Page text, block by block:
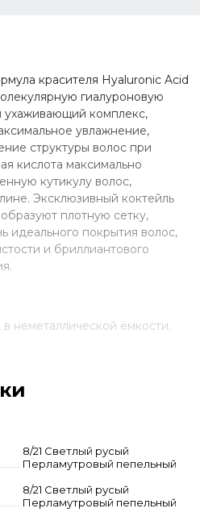
красителя Hyaluronic Acid
гиалуроновую
ухаживающий комплекс,
увлажнение,
структуры волос при
кислота максимально
кутикулу волос,
Эксклюзивный коктейль
плотную сетку,
идеального покрытия волос,
и бриллиантового
неметаллической ёмкости.
указанное время.
для окрашенных
+ оксид 9–12% (пропорция
тонов — 12% оксид.
к основному оттенку - до 10%
8/21 Светлый русый
Перламутровый пепельный
8/21 Светлый русый
Перламутровый пепельный